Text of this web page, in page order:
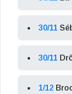
30/11
30/11
1/12